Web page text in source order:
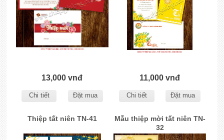
13,000 vnđ
Chi tiết Đặt mua
11,000 vnđ
Chi tiết Đặt mua
Thiệp tất niên TN-41
Mẫu thiệp mời tất niên TN-
32